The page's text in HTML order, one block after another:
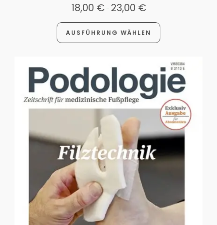
18,00 €- 23,00 €
AUSFÜHRUNG WÄHLEN